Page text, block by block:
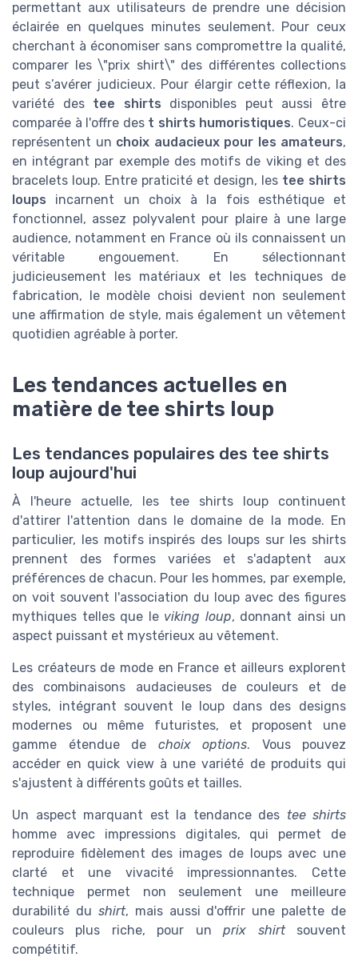
permettant aux utilisateurs de prendre une décision
éclairée en quelques minutes seulement. Pour ceux
cherchant à économiser sans compromettre la qualité,
comparer les \"prix shirt\" des différentes collections
peut s’avérer judicieux. Pour élargir cette réflexion, la
variété des tee shirts disponibles peut aussi être
comparée à l'offre des t shirts humoristiques. Ceux-ci
représentent un choix audacieux pour les amateurs,
en intégrant par exemple des motifs de viking et des
bracelets loup. Entre praticité et design, les tee shirts
loups incarnent un choix à la fois esthétique et
fonctionnel, assez polyvalent pour plaire à une large
audience, notamment en France où ils connaissent un
véritable engouement. En sélectionnant
judicieusement les matériaux et les techniques de
fabrication, le modèle choisi devient non seulement
une affirmation de style, mais également un vêtement
quotidien agréable à porter.
Les tendances actuelles en
matière de tee shirts loup
Les tendances populaires des tee shirts
loup aujourd'hui
À l'heure actuelle, les tee shirts loup continuent
d'attirer l'attention dans le domaine de la mode. En
particulier, les motifs inspirés des loups sur les shirts
prennent des formes variées et s'adaptent aux
préférences de chacun. Pour les hommes, par exemple,
on voit souvent l'association du loup avec des figures
mythiques telles que le viking loup, donnant ainsi un
aspect puissant et mystérieux au vêtement.
Les créateurs de mode en France et ailleurs explorent
des combinaisons audacieuses de couleurs et de
styles, intégrant souvent le loup dans des designs
modernes ou même futuristes, et proposent une
gamme étendue de choix options. Vous pouvez
accéder en quick viewà une variété de produits qui
s'ajustent à différents goûts et tailles.
Un aspect marquant est la tendance des tee shirts
homme avec impressions digitales, qui permet de
reproduire fidèlement des images de loups avec une
clarté et une vivacité impressionnantes. Cette
technique permet non seulement une meilleure
durabilité du shirt, mais aussi d'offrir une palette de
couleurs plus riche, pour unprix shirtsouvent
compétitif.